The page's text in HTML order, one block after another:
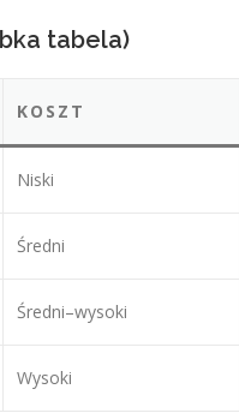
tabela)
KOSZT
Niski
Średni
Średni–wysoki
Wysoki